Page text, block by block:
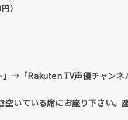
）
」→「Rakuten TV声優チャン
いている席にお座り下さい。